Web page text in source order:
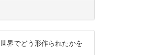
界でどう形作られたかを